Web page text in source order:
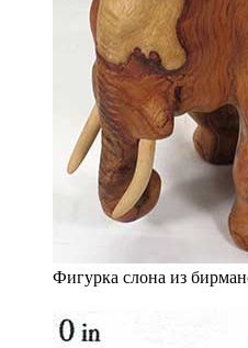
Фигурка слона из